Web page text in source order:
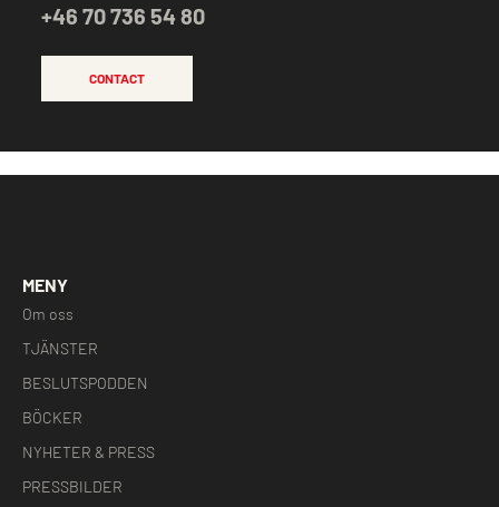
+46 70 736 54 80
CONTACT
MENY
Om oss
TJÄNSTER
BESLUTSPODDEN
BÖCKER
NYHETER & PRESS
PRESSBILDER